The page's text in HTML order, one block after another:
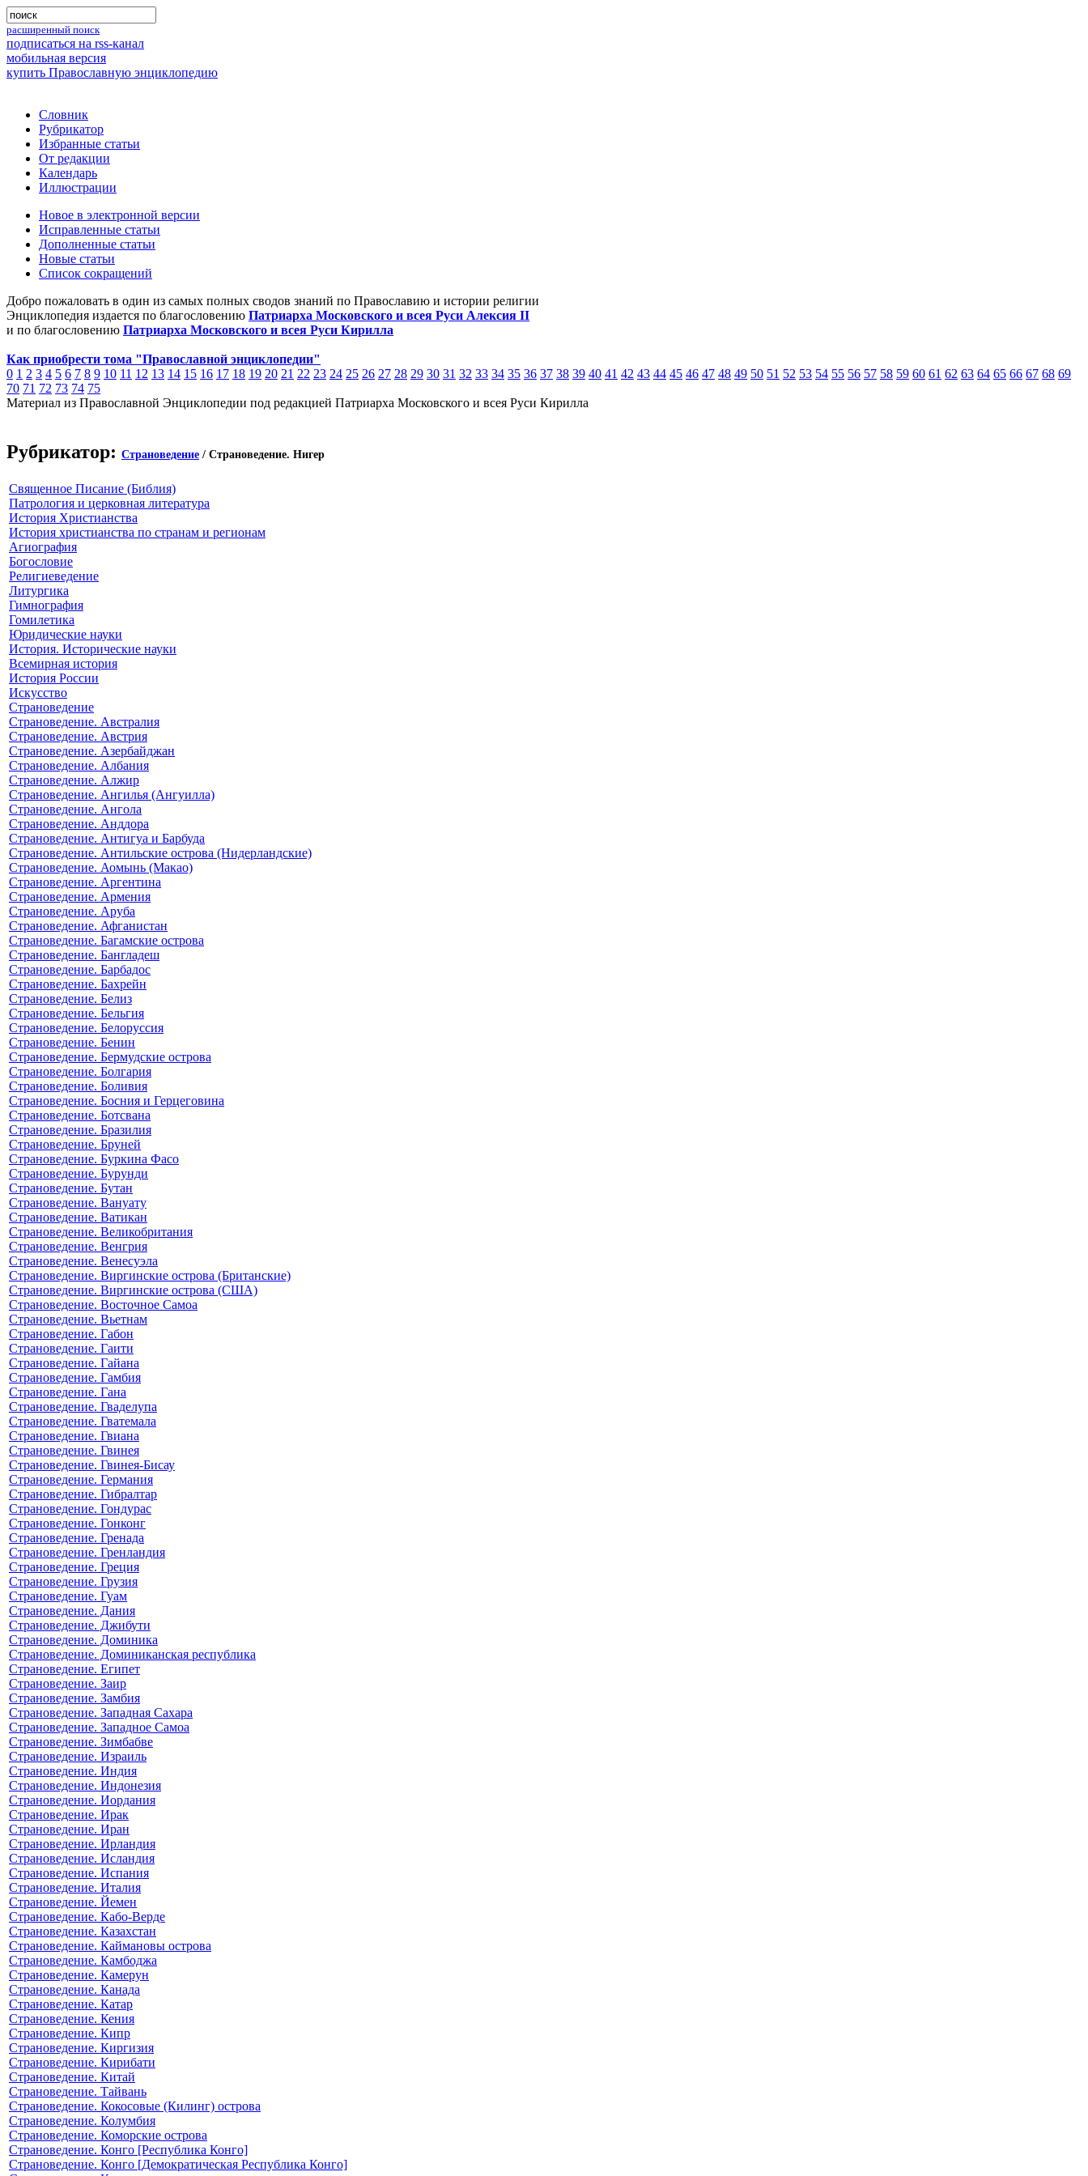
расширенный поиск
подписаться на rss-канал
мобильная версия
купить Православную энциклопедию
Словник
Рубрикатор
Избранные статьи
От редакции
Календарь
Иллюстрации
Новое в электронной версии
Исправленные статьи
Дополненные статьи
Новые статьи
Список сокращений
Добро пожаловать в один из самых полных сводов знаний по Православию и истории религии
Энциклопедия издается по благословению Патриарха Московского и всея Руси Алексия II
и по благословению Патриарха Московского и всея Руси Кирилла
Как приобрести тома "Православной энциклопедии"
0 1 2 3 4 5 6 7 8 9 10 11 12 13 14 15 16 17 18 19 20 21 22 23 24 25 26 27 28 29 30 31 32 33 34 35 36 37 38 39 40 41 42 43 44 45 46 47 48 49 50 51 52 53 54 55 56 57 58 59 60 61 62 63 64 65 66 67 68 69
70 71 72 73 74 75
Материал из Православной Энциклопедии под редакцией Патриарха Московского и всея Руси Кирилла
Рубрикатор: Страноведение / Страноведение. Нигер
Священное Писание (Библия)
Патрология и церковная литература
История Христианства
История христианства по странам и регионам
Агиография
Богословие
Религиеведение
Литургика
Гимнография
Гомилетика
Юридические науки
История. Исторические науки
Всемирная история
История России
Искусство
Страноведение
Страноведение. Австралия
Страноведение. Австрия
Страноведение. Азербайджан
Страноведение. Албания
Страноведение. Алжир
Страноведение. Ангилья (Ангуилла)
Страноведение. Ангола
Страноведение. Анддора
Страноведение. Антигуа и Барбуда
Страноведение. Антильские острова (Нидерландские)
Страноведение. Аомынь (Макао)
Страноведение. Аргентина
Страноведение. Армения
Страноведение. Аруба
Страноведение. Афганистан
Страноведение. Багамские острова
Страноведение. Бангладеш
Страноведение. Барбадос
Страноведение. Бахрейн
Страноведение. Белиз
Страноведение. Бельгия
Страноведение. Белоруссия
Страноведение. Бенин
Страноведение. Бермудские острова
Страноведение. Болгария
Страноведение. Боливия
Страноведение. Босния и Герцеговина
Страноведение. Ботсвана
Страноведение. Бразилия
Страноведение. Бруней
Страноведение. Буркина Фасо
Страноведение. Бурунди
Страноведение. Бутан
Страноведение. Вануату
Страноведение. Ватикан
Страноведение. Великобритания
Страноведение. Венгрия
Страноведение. Венесуэла
Страноведение. Виргинские острова (Британские)
Страноведение. Виргинские острова (США)
Страноведение. Восточное Самоа
Страноведение. Вьетнам
Страноведение. Габон
Страноведение. Гаити
Страноведение. Гайана
Страноведение. Гамбия
Страноведение. Гана
Страноведение. Гваделупа
Страноведение. Гватемала
Страноведение. Гвиана
Страноведение. Гвинея
Страноведение. Гвинея-Бисау
Страноведение. Германия
Страноведение. Гибралтар
Страноведение. Гондурас
Страноведение. Гонконг
Страноведение. Гренада
Страноведение. Гренландия
Страноведение. Греция
Страноведение. Грузия
Страноведение. Гуам
Страноведение. Дания
Страноведение. Джибути
Страноведение. Доминика
Страноведение. Доминиканская республика
Страноведение. Египет
Страноведение. Заир
Страноведение. Замбия
Страноведение. Западная Сахара
Страноведение. Западное Самоа
Страноведение. Зимбабве
Страноведение. Израиль
Страноведение. Индия
Страноведение. Индонезия
Страноведение. Иордания
Страноведение. Ирак
Страноведение. Иран
Страноведение. Ирландия
Страноведение. Исландия
Страноведение. Испания
Страноведение. Италия
Страноведение. Йемен
Страноведение. Кабо-Верде
Страноведение. Казахстан
Страноведение. Каймановы острова
Страноведение. Камбоджа
Страноведение. Камерун
Страноведение. Канада
Страноведение. Катар
Страноведение. Кения
Страноведение. Кипр
Страноведение. Киргизия
Страноведение. Кирибати
Страноведение. Китай
Страноведение. Тайвань
Страноведение. Кокосовые (Килинг) острова
Страноведение. Колумбия
Страноведение. Коморские острова
Страноведение. Конго [Республика Конго]
Страноведение. Конго [Демократическая Республика Конго]